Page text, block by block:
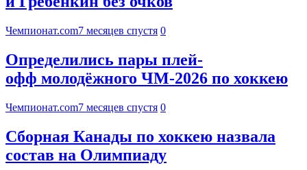
Чемпионат.com7 месяцев спустя 0
Определились пары плей-
офф молодёжного ЧМ-2026 по хоккею
Чемпионат.com7 месяцев спустя 0
Сборная Канады по хоккею назвала
состав на Олимпиаду